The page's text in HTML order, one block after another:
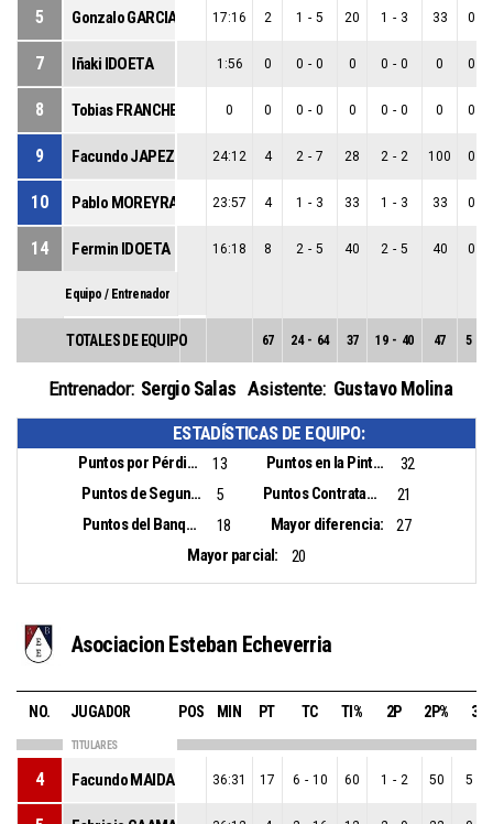
5 Gonzalo GARCIA 17:16 2 1 - 5 20 1 - 3 33 0
7 Iñaki IDOETA 1:56 0 0 - 0 0 0 - 0 0 0
8 Tobias FRANCHELA 0 0 0 - 0 0 0 - 0 0 0
9 Facundo JAPEZ 24:12 4 2 - 7 28 2 - 2 100 0
10 Pablo MOREYRA 23:57 4 1 - 3 33 1 - 3 33 0
14 Fermin IDOETA 16:18 8 2 - 5 40 2 - 5 40 0
Equipo / Entrenador
TOTALES DE EQUIPO 67 24 - 64 37 19 - 40 47 5
Entrenador: Sergio Salas Asistente: Gustavo Molina
ESTADÍSTICAS DE EQUIPO:
Puntos por Pérdidas: 13 Puntos en la Pintura:
32
Puntos de Segunda Oportunidad:
5 Puntos Contrataque:
21
Puntos del Banquillo:
18 Mayor diferencia:
27
Mayor parcial:
20
Asociacion Esteban Echeverria
NO. JUGADOR POS MIN PT TC TI% 2P 2P% 3P
TITULARES
4 Facundo MAIDANA 36:31 17 6 - 10 60 1 - 2 50 5